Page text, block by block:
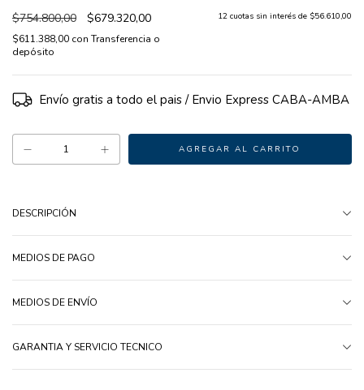
$754.800,00 $679.320,00
$611.388,00 con Transferencia o
depósito
12 cuotas sin interés de $56.610,00
Envío gratis
DESCRIPCIÓN
MEDIOS DE PAGO
MEDIOS DE ENVÍO
GARANTIA Y SERVICIO TECNICO